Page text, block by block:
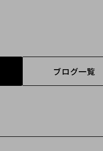
ブログ一覧